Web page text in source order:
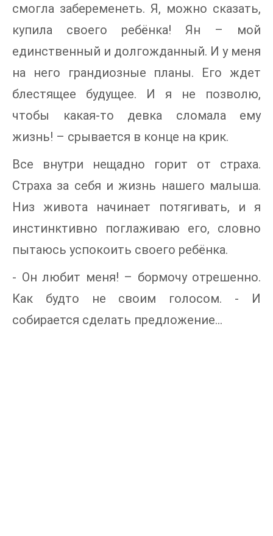
смогла забеременеть. Я, можно сказать,
купила своего ребёнка! Ян – мой
единственный и долгожданный. И у меня
на него грандиозные планы. Его ждет
блестящее будущее. И я не позволю,
чтобы какая-то девка сломала ему
жизнь! – срывается в конце на крик.
Все внутри нещадно горит от страха.
Страха за себя и жизнь нашего малыша.
Низ живота начинает потягивать, и я
инстинктивно поглаживаю его, словно
пытаюсь успокоить своего ребёнка.
- Он любит меня! – бормочу отрешенно.
Как будто не своим голосом. - И
собирается сделать предложение…